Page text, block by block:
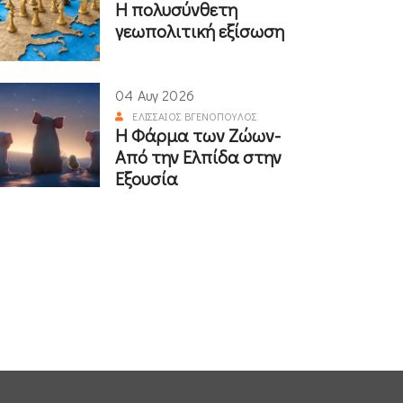
Η πολυσύνθετη
γεωπολιτική εξίσωση
04 Αυγ 2026
ΕΛΙΣΣΑΊΟΣ ΒΓΕΝΌΠΟΥΛΟΣ
Η Φάρμα των Ζώων-
Από την Ελπίδα στην
Εξουσία